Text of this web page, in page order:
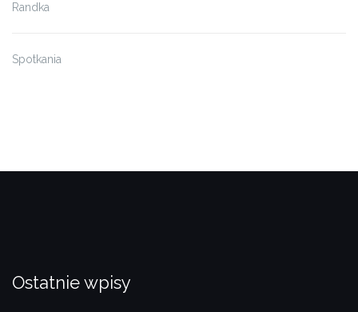
Randka
Spotkania
Ostatnie wpisy